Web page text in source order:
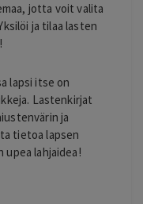
jotta voit valita
ja tilaa lasten
lapsi itse on
Lastenkirjat
ja
tietoa lapsen
upea lahjaidea!